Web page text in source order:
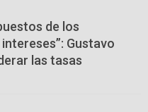
de los
Gustavo
las tasas